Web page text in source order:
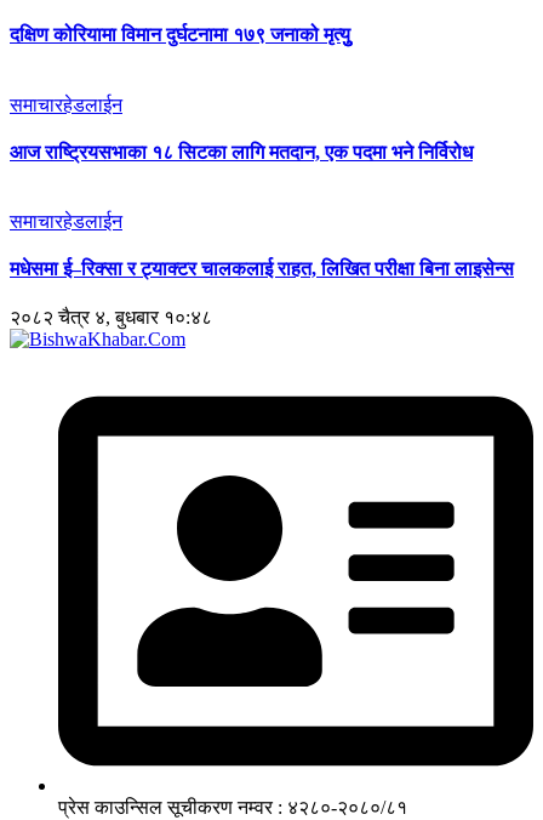
दक्षिण कोरियामा विमान दुर्घटनामा १७९ जनाको मृत्युु
समाचारहेडलाईन
आज राष्ट्रियसभाका १८ सिटका लागि मतदान, एक पदमा भने निर्विरोध
समाचारहेडलाईन
मधेसमा ई–रिक्सा र ट्याक्टर चालकलाई राहत, लिखित परीक्षा बिना लाइसेन्स
२०८२ चैत्र ४, बुधबार १०:४८
प्रेस काउन्सिल सूचीकरण नम्वर : ४२८०-२०८०/८१